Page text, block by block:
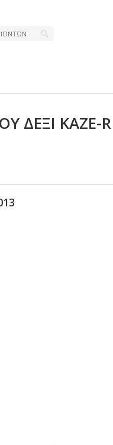
ΔΕΞΙ ΚΑΖΕ-R